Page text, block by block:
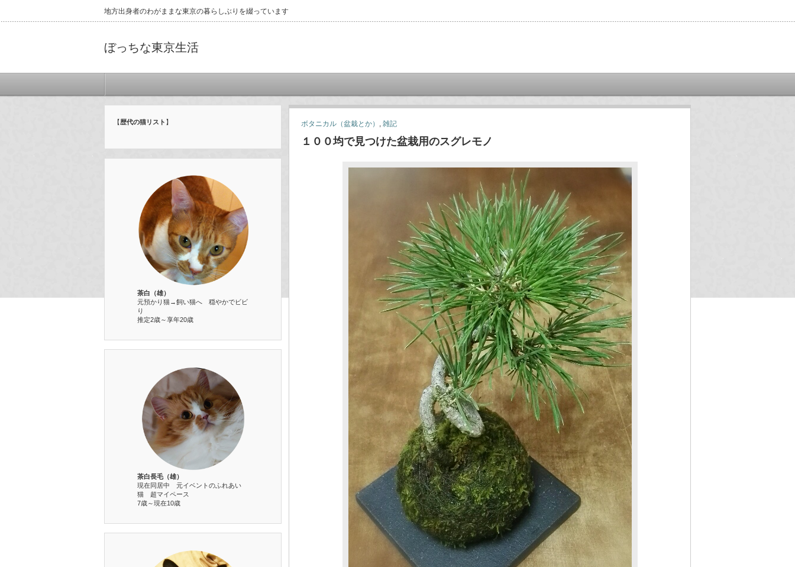
地方出身者のわがままな東京の暮らしぶりを綴っています
ぼっちな東京生活
ボタニカル（盆栽とか） , 雑記
１００均で見つけた盆栽用のスグレモノ
【歴代の猫リスト 】
茶白（雄）
元預かり猫→飼い猫へ 穏やかでビビ
り
推定2歳～享年20歳
茶白長毛（雄）
現在同居中 元イベントのふれあい
猫 超マイペース
7歳～現在10歳